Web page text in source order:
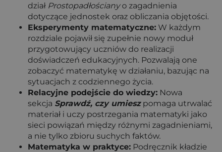
dział Prostopadłościanyo zagadnienia
dotyczące jednostek oraz obliczania objętości.
Eksperymenty matematyczne: W każdym
rozdziale pojawił się zupełnie nowy moduł
przygotowujący uczniów do realizacji
doświadczeń edukacyjnych. Pozwalają one
zobaczyć matematykę w działaniu, bazując na
sytuacjach z codziennego życia.
Relacyjne podejście do wiedzy: Nowa
sekcja Sprawdź, czy umieszpomaga utrwalać
materiał i uczy postrzegania matematyki jako
sieci powiązań między różnymi zagadnieniami,
a nie tylko zbioru suchych faktów.
Matematyka w praktyce: Podręcznik kładzie